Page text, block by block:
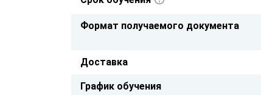
Формат получаемого документа
Доставка
График обучения